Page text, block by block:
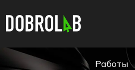
Работы